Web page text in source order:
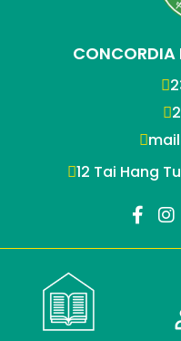
CONCORDIA
12 Tai Hang